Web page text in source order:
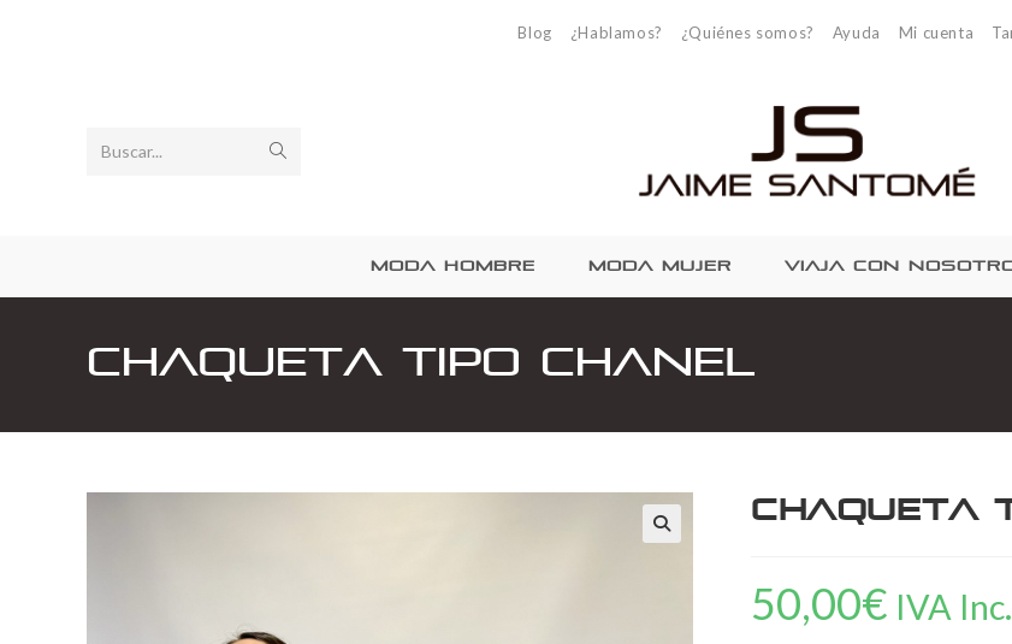
Blog ¿Hablamos? ¿Quiénes somos? Ayuda Mi cuenta
Buscar...
MODA HOMBRE MODA MUJER VIAJA CON
Chaqueta Tipo Chanel
Chaqueta
50,00€ IVA Inc.